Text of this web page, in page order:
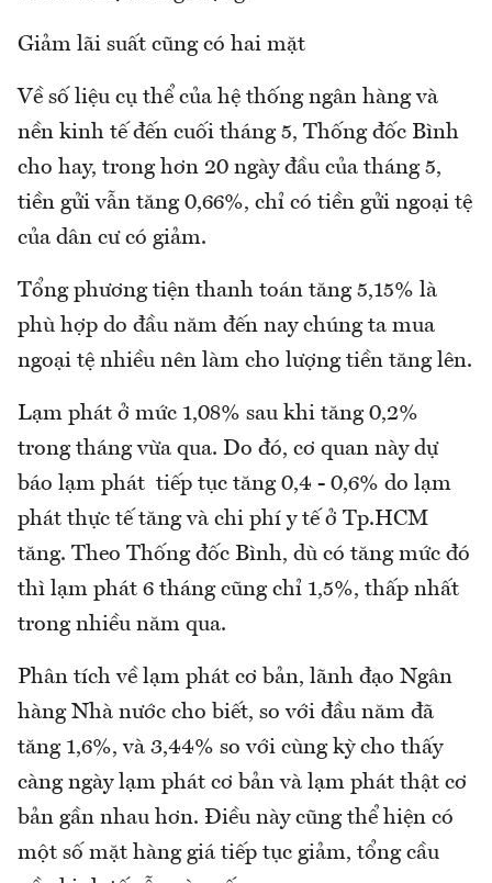
Giảm lãi suất cũng có hai mặt
Về số liệu cụ thể của hệ thống ngân hàng và
nền kinh tế đến cuối tháng 5, Thống đốc Bình
cho hay, trong hơn 20 ngày đầu của tháng 5,
tiền gửi vẫn tăng 0,66%, chỉ có tiền gửi ngoại tệ
của dân cư có giảm.
Tổng phương tiện thanh toán tăng 5,15% là
phù hợp do đầu năm đến nay chúng ta mua
ngoại tệ nhiều nên làm cho lượng tiền tăng lên.
Lạm phát ở mức 1,08% sau khi tăng 0,2%
trong tháng vừa qua. Do đó, cơ quan này dự
báo lạm phát tiếp tục tăng 0,4 - 0,6% do lạm
phát thực tế tăng và chi phí y tế ở Tp.HCM
tăng. Theo Thống đốc Bình, dù có tăng mức đó
thì lạm phát 6 tháng cũng chỉ 1,5%, thấp nhất
trong nhiều năm qua.
Phân tích về lạm phát cơ bản, lãnh đạo Ngân
hàng Nhà nước cho biết, so với đầu năm đã
tăng 1,6%, và 3,44% so với cùng kỳ cho thấy
càng ngày lạm phát cơ bản và lạm phát thật cơ
bản gần nhau hơn. Điều này cũng thể hiện có
một số mặt hàng giá tiếp tục giảm, tổng cầu